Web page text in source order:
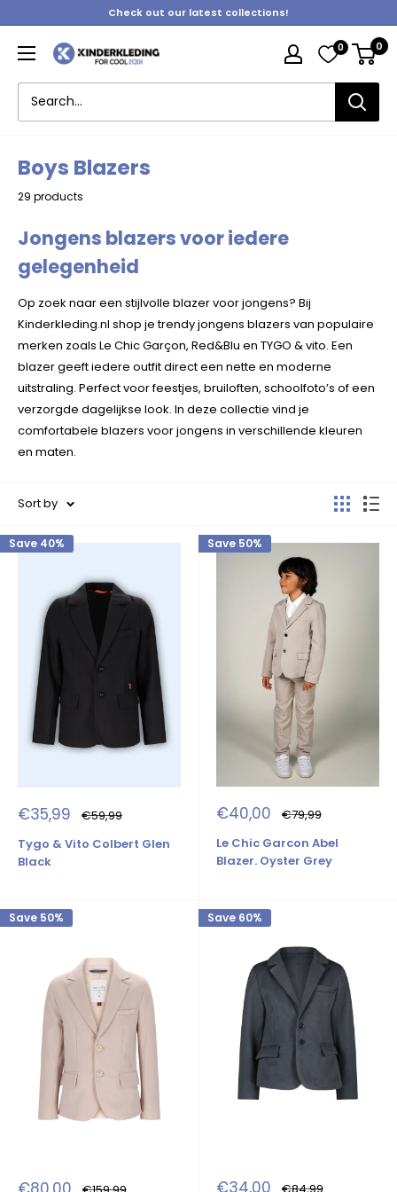
to
content
Check out our latest collections!
Kinderkleding 0 0
Boys Blazers
29 products
Jongens blazers voor iedere
gelegenheid
Op zoek naar een stijlvolle blazer voor jongens? Bij
Kinderkleding.nl shop je trendy jongens blazers van populaire
merken zoals Le Chic Garçon, Red&Blu en TYGO & vito. Een
blazer geeft iedere outfit direct een nette en moderne
uitstraling. Perfect voor feestjes, bruiloften, schoolfoto’s of een
verzorgde dagelijkse look. In deze collectie vind je
comfortabele blazers voor jongens in verschillende kleuren
en maten.
Sort by
Save 40%
Sale
price
€35,99 Regular
price
€59,99
Tygo & Vito Colbert Glen
Black
Save 50%
Sale
price
€40,00 Regular
price
€79,99
Le Chic Garcon Abel
Blazer. Oyster Grey
Save 50%
Sale Regular
Save 60%
Sale
€34,00 Regular